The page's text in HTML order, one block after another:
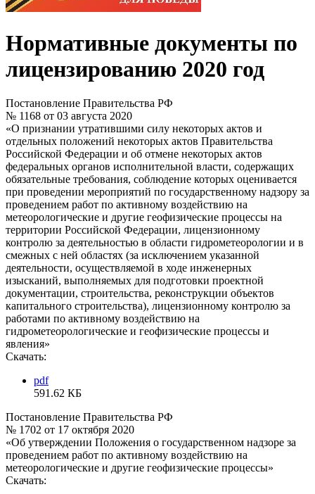
Нормативные документы по
лицензированию 2020 год
Постановление Правительства РФ
№ 1168 от 03 августа 2020
«О признании утратившими силу некоторых актов и
отдельных положений некоторых актов Правительства
Российской Федерации и об отмене некоторых актов
федеральных органов исполнительной власти, содержащих
обязательные требования, соблюдение которых оценивается
при проведении мероприятий по государственному надзору за
проведением работ по активному воздействию на
метеорологические и другие геофизические процессы на
территории Российской Федерации, лицензионному
контролю за деятельностью в области гидрометеорологии и в
смежных с ней областях (за исключением указанной
деятельности, осуществляемой в ходе инженерных
изысканий, выполняемых для подготовки проектной
документации, строительства, реконструкции объектов
капитального строительства), лицензионному контролю за
работами по активному воздействию на
гидрометеорологические и геофизические процессы и
явления»
Скачать:
pdf
591.62 КБ
Постановление Правительства РФ
№ 1702 от 17 октября 2020
«Об утверждении Положения о государственном надзоре за
проведением работ по активному воздействию на
метеорологические и другие геофизические процессы»
Скачать: